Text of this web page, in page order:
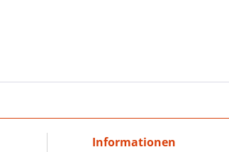
Informationen